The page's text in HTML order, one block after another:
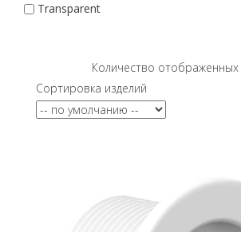
Transparent
Количество
Сортировка изделий